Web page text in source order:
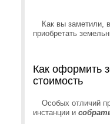
Как вы заметили,
приобретать
Как оформить
стоимость
Особых отличий
инстанции и